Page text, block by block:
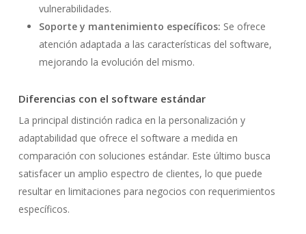
vulnerabilidades.
Soporte y mantenimiento específicos: Se ofrece
atención adaptada a las características del software,
mejorando la evolución del mismo.
Diferencias con el software estándar
La principal distinción radica en la personalización y
adaptabilidad que ofrece el software a medida en
comparación con soluciones estándar. Este último busca
satisfacer un amplio espectro de clientes, lo que puede
resultar en limitaciones para negocios con requerimientos
específicos.